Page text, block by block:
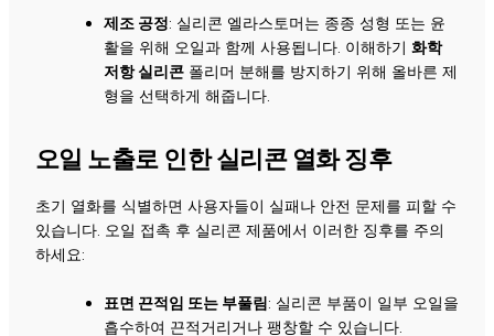
제조 공정: 실리콘 엘라스토머는 종종 성형 또는 윤
활을 위해 오일과 함께 사용됩니다. 이해하기 화학
저항 실리콘폴리머 분해를 방지하기 위해 올바른 제
형을 선택하게 해줍니다.
오일 노출로 인한 실리콘 열화 징후
초기 열화를 식별하면 사용자들이 실패나 안전 문제를 피할 수
있습니다. 오일 접촉 후 실리콘 제품에서 이러한 징후를 주의
하세요:
표면 끈적임 또는 부풀림: 실리콘 부품이 일부 오일을
흡수하여 끈적거리거나 팽창할 수 있습니다.